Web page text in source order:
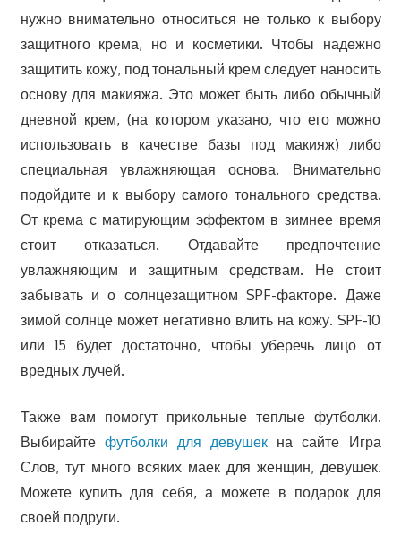
нужно внимательно относиться не только к выбору
защитного крема, но и косметики. Чтобы надежно
защитить кожу, под тональный крем следует наносить
основу для макияжа. Это может быть либо обычный
дневной крем, (на котором указано, что его можно
использовать в качестве базы под макияж) либо
специальная увлажняющая основа. Внимательно
подойдите и к выбору самого тонального средства.
От крема с матирующим эффектом в зимнее время
стоит отказаться. Отдавайте предпочтение
увлажняющим и защитным средствам. Не стоит
забывать и о солнцезащитном SPF-факторе. Даже
зимой солнце может негативно влить на кожу. SPF-10
или 15 будет достаточно, чтобы уберечь лицо от
вредных лучей.
Также вам помогут прикольные теплые футболки.
Выбирайте футболки для девушек на сайте Игра
Слов, тут много всяких маек для женщин, девушек.
Можете купить для себя, а можете в подарок для
своей подруги.